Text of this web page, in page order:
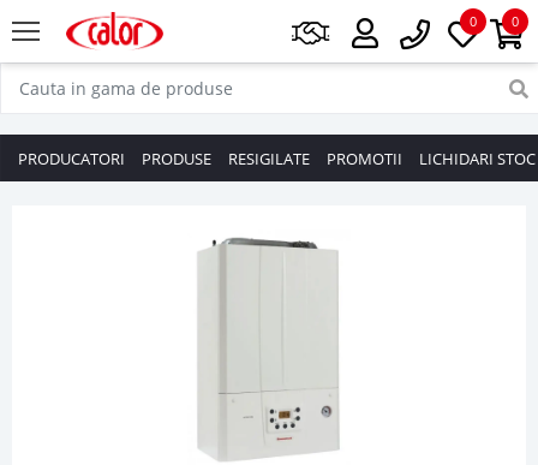
0
0
PRODUCATORI PRODUSE RESIGILATE PROMOTII LICHIDARI STOC